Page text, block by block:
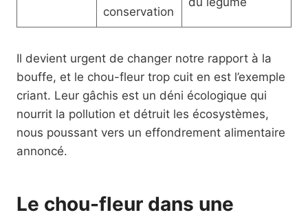
conservation
Il devient urgent de changer notre rapport à la
bouffe, et le chou-fleur trop cuit en est l’exemple
criant. Leur gâchis est un déni écologique qui
nourrit la pollution et détruit les écosystèmes,
nous poussant vers un effondrement alimentaire
annoncé.
Le chou-fleur dans une